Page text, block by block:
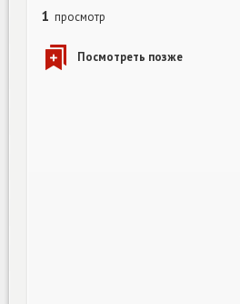
1 просмотр